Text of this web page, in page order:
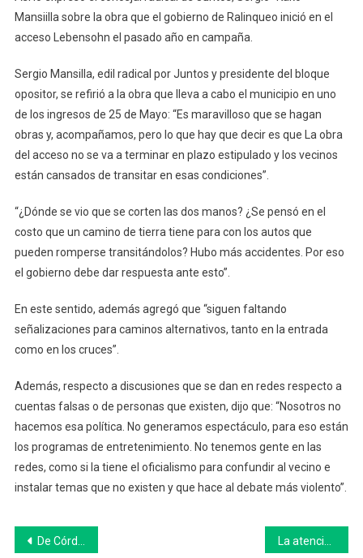
A
Del
Acceso
De
25
“no
Mansiilla sobre la obra que el gobierno de Ralinqueo inició en el
acceso Lebensohn el pasado año en campaña.
Sergio Mansilla, edil radical por Juntos y presidente del bloque
opositor, se refirió a la obra que lleva a cabo el municipio en uno
de los ingresos de 25 de Mayo: “Es maravilloso que se hagan
obras y, acompañamos, pero lo que hay que decir es que La obra
del acceso no se va a terminar en plazo estipulado y los vecinos
están cansados de transitar en esas condiciones”.
“¿Dónde se vio que se corten las dos manos? ¿Se pensó en el
costo que un camino de tierra tiene para con los autos que
pueden romperse transitándolos? Hubo más accidentes. Por eso
el gobierno debe dar respuesta ante esto”.
En este sentido, además agregó que “siguen faltando
señalizaciones para caminos alternativos, tanto en la entrada
como en los cruces”.
Además, respecto a discusiones que se dan en redes respecto a
cuentas falsas o de personas que existen, dijo que: “Nosotros no
hacemos esa política. No generamos espectáculo, para eso están
los programas de entretenimiento. No tenemos gente en las
redes, como si la tiene el oficialismo para confundir al vecino e
instalar temas que no existen y que hace al debate más violento”.
Navegación
De Córdoba a Qatar: cuatro amigos harán 10 mil km en bicicleta para ver a Argentina en el Mundial